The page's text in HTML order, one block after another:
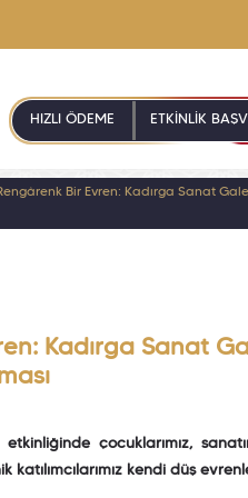
HIZLI ÖDEME ETKİNLİK
Bir Evren: Kadırga Sanat
Kadırga Sanat
çocuklarımız,
kendi düş